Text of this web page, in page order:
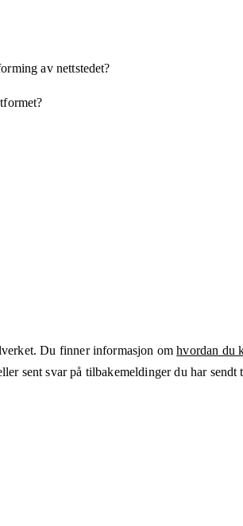
av nettstedet?
Du finner informasjon omhvordan du
sent svar på tilbakemeldinger du har sendt